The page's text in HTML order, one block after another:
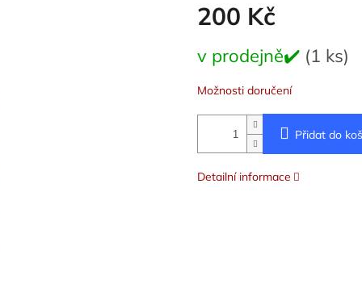
200 Kč
cena:
v prodejně✔️ (1 ks)
Možnosti doručení
Přidat do
Detailní informace